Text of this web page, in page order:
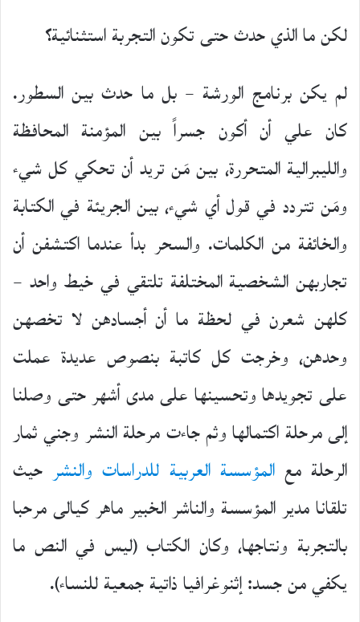
لكن ما الذي حدث حتى تكون التجربة استثنائية؟
لم يكن برنامج الورشة – بل ما حدث بين السطور.
كان علي أن أكون جسراً بين المؤمنة المحافظة
والليبرالية المتحررة، بين مَن تريد أن تحكي كل شيء
ومَن تتردد في قول أي شيء، بين الجريئة في الكتابة
والخائفة من الكلمات. والسحر بدأ عندما اكتشفن أن
تجاربهن الشخصية المختلفة تلتقي في خيط واحد –
كلهن شعرن في لحظة ما أن أجسادهن لا تخصهن
وحدهن، وخرجت كل كاتبة بنصوص عديدة عملت
على تجويدها وتحسينها على مدى أشهر حتى وصلنا
إلى مرحلة اكتمالها وثم جاءت مرحلة النشر وجني ثمار
الرحلة معالمؤسسة العربية للدراسات والنشرحيث
تلقانا مدير المؤسسة والناشر الخبير ماهر كيالى مرحبا
بالتجربة ونتاجها، وكان الكتاب (ليس في النص ما
يكفي من جسد: إثنوغرافيا ذاتية جمعية للنساء).